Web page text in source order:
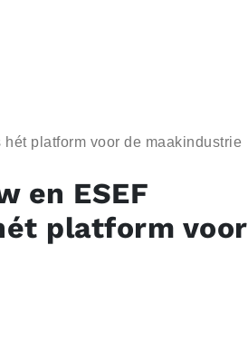
platform voor de maak­in­du­strie
en ESEF
platform voor